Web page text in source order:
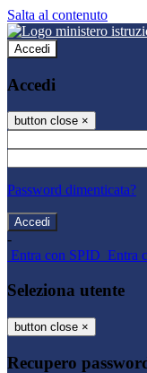
Salta al contenuto
Accedi
Accedi
button close ×
Password dimenticata?
-
Entra con SPID Entra
Seleziona utente
button close ×
Recupero